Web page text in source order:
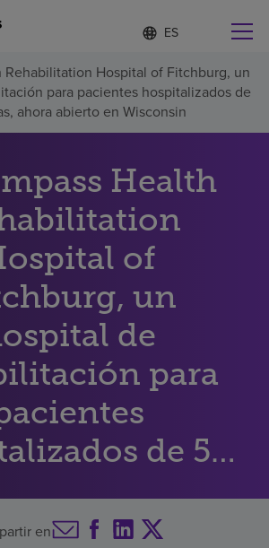
Lista
de
idiomas
contraída
d
o
m
a
e
c
c
i
o
n
d
una localidad cerca de usted
Rehabilitation Hospital of Fitchburg, un
para pacientes hospitalizados de
ahora abierto en Wisconsin
Health
of
un
de
para
de 56
ahora abierto
Wisconsin
en